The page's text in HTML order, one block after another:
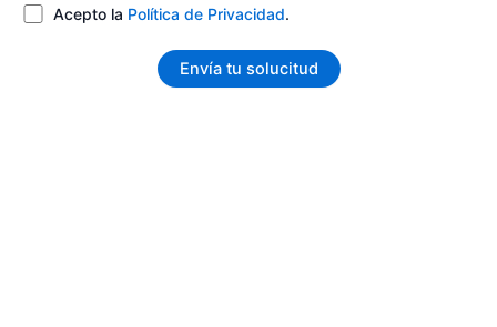
Acepto la Política de Privacidad.